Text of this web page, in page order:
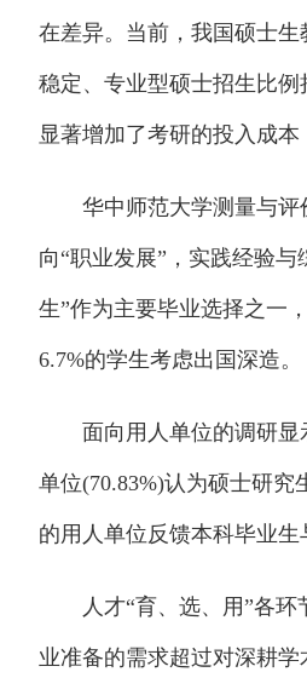
在差异。当前，我国硕士生
稳定、专业型硕士招生比
显著增加了考研的投入成本
华中师范大学测量与评价
向“职业发展”，实践经验
生”作为主要毕业选择之一
6.7%的学生考虑出国深造。
面向用人单位的调研显示
单位(70.83%)认为硕士研
的用人单位反馈本科毕业生
人才“育、选、用”各环
业准备的需求超过对深耕